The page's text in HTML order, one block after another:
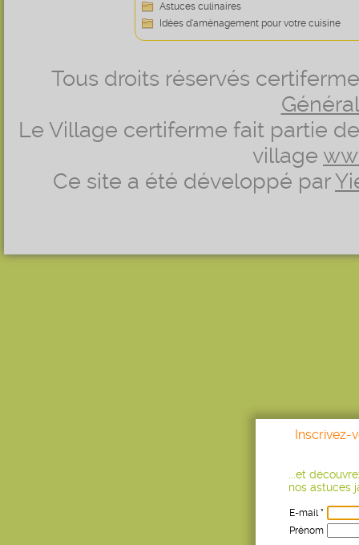
Astuces culinaires
Idées d’aménagement pour votre cuisine
Tous droits réservés
Le Village certiferme fait partie
village
Ce site a été développé par
Inscrivez-
...et
nos astuces
E-mail *
Prénom